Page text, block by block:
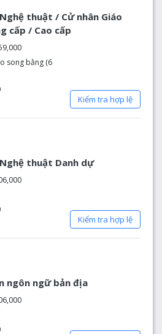
thuật / Cử nhân Giáo
cấp / Cao cấp
song bằng (6
Kiểm tra hợp lệ
thuật Danh dự
Kiểm tra hợp lệ
ngôn ngữ bản địa